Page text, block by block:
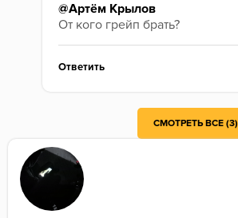
@Артём Крылов
От кого грейп брать?
Ответить
СМОТРЕТЬ ВСЕ (3)